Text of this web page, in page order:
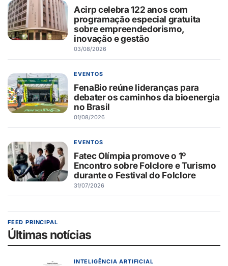
Acirp celebra 122 anos com
programação especial gratuita
sobre empreendedorismo,
inovação e gestão
03/08/2026
EVENTOS
FenaBio reúne lideranças para
debater os caminhos da bioenergia
no Brasil
01/08/2026
EVENTOS
Fatec Olímpia promove o 1º
Encontro sobre Folclore e Turismo
durante o Festival do Folclore
31/07/2026
FEED PRINCIPAL
Últimas notícias
INTELIGÊNCIA ARTIFICIAL